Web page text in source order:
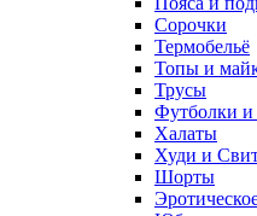
Сорочки
Термобельё
Топы и
Трусы
Футболки и
Халаты
Худи и
Шорты